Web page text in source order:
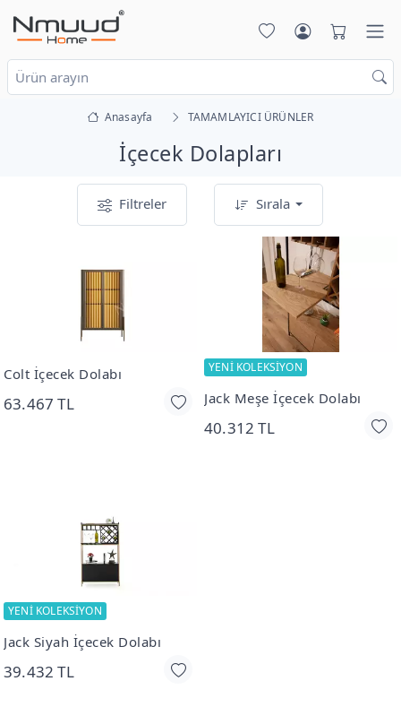
Anasayfa TAMAMLAYICI ÜRÜNLER
İçecek Dolapları
Filtreler Sırala
Colt İçecek Dolabı
63.467 TL
YENİ KOLEKSİYON
Jack Meşe İçecek Dolabı
40.312 TL
YENİ KOLEKSİYON
Jack Siyah İçecek Dolabı
39.432 TL